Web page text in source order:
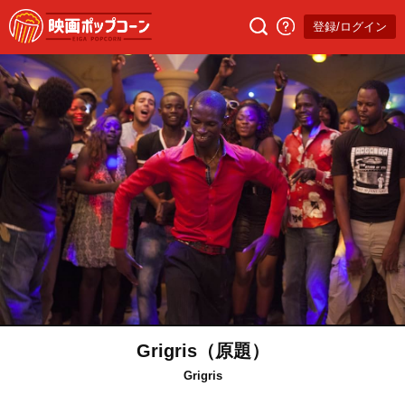
登録/ログイン
Grigris（原題）
Grigris